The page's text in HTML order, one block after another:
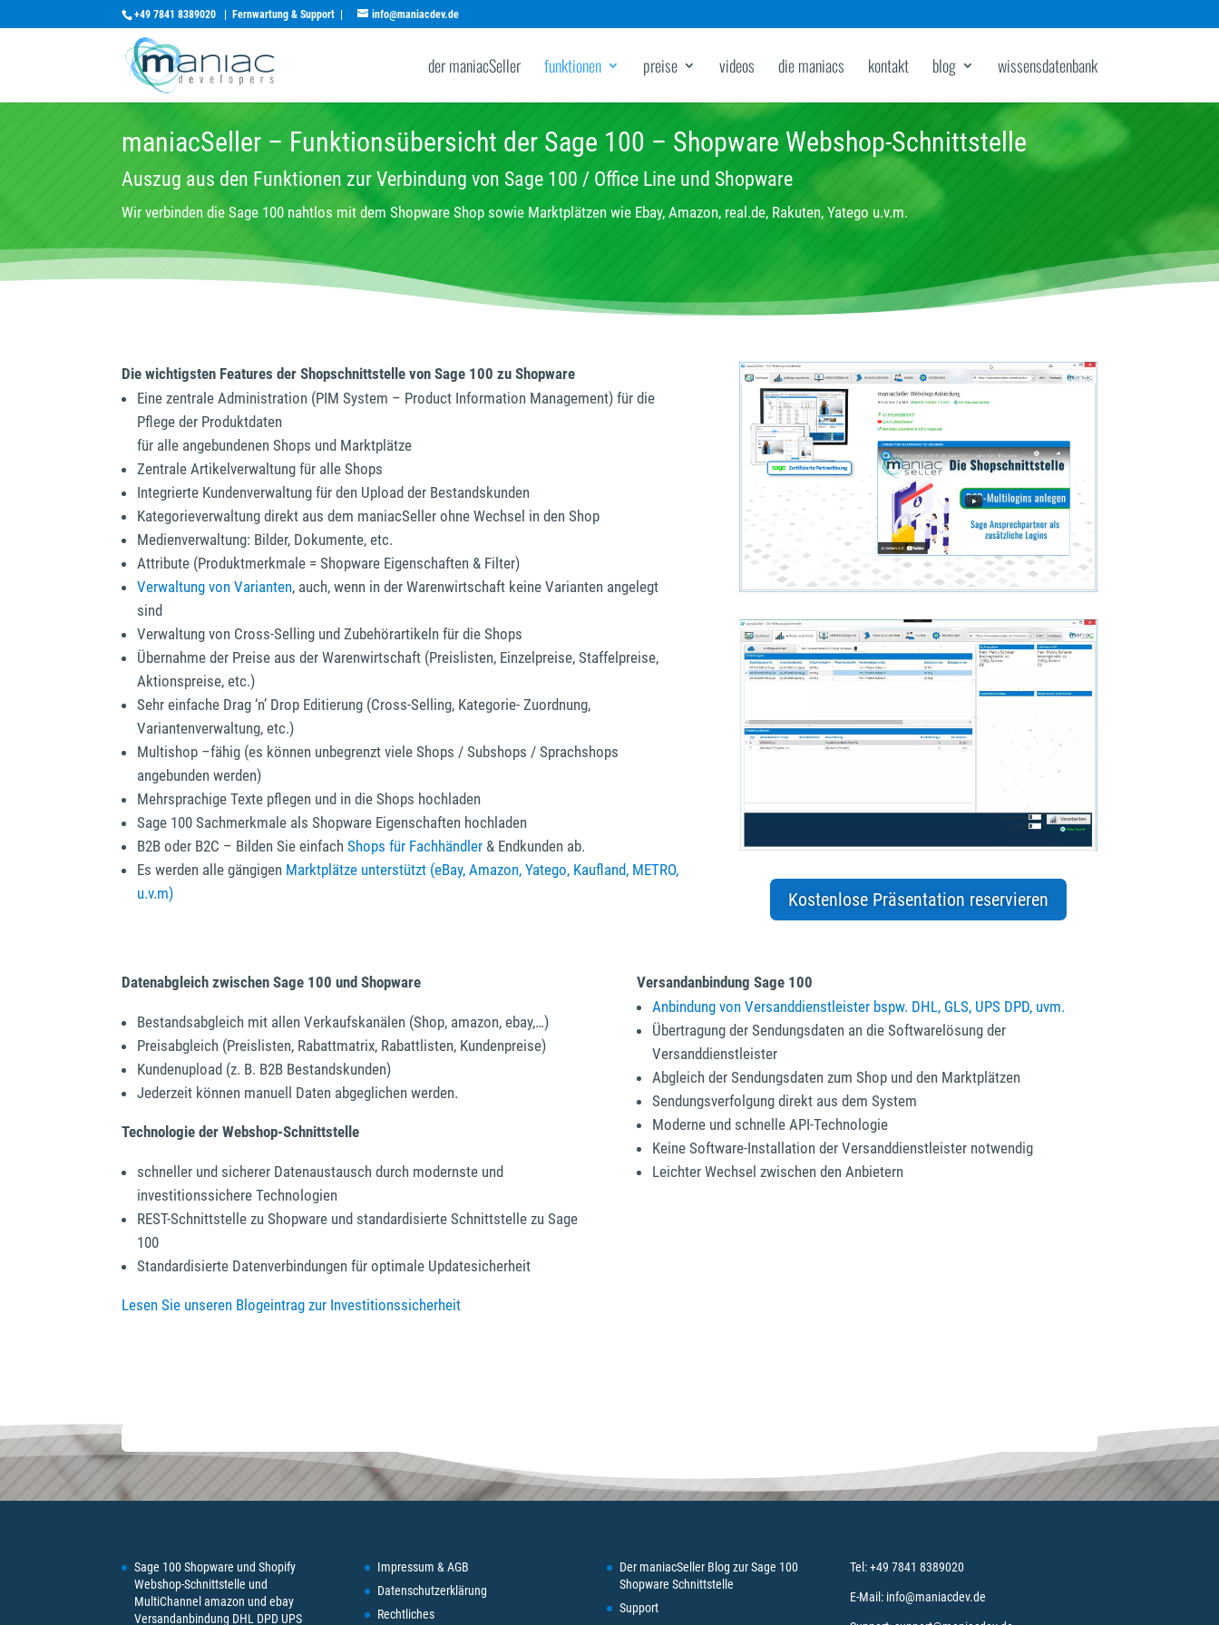
+49 7841 8389020 Fernwartung & Support info@maniacdev.de
der maniacSeller funktionen preise videos die maniacs kontakt blog wissensdatenbank
maniacSeller – Funktionsübersicht der Sage 100 – Shopware Webshop-Schnittstelle
Auszug aus den Funktionen zur Verbindung von Sage 100 / Office Line und Shopware
Wir verbinden die Sage 100 nahtlos mit dem Shopware Shop sowie Marktplätzen wie Ebay, Amazon, real.de, Rakuten, Yatego u.v.m.
Die wichtigsten Features der Shopschnittstelle von Sage 100 zu Shopware
Eine zentrale Administration (PIM System – Product Information Management) für die
Pflege der Produktdaten
für alle angebundenen Shops und Marktplätze
Zentrale Artikelverwaltung für alle Shops
Integrierte Kundenverwaltung für den Upload der Bestandskunden
Kategorieverwaltung direkt aus dem maniacSeller ohne Wechsel in den Shop
Medienverwaltung: Bilder, Dokumente, etc.
Attribute (Produktmerkmale = Shopware Eigenschaften & Filter)
Verwaltung von Varianten, auch, wenn in der Warenwirtschaft keine Varianten angelegt
sind
Verwaltung von Cross-Selling und Zubehörartikeln für die Shops
Übernahme der Preise aus der Warenwirtschaft (Preislisten, Einzelpreise, Staffelpreise,
Aktionspreise, etc.)
Sehr einfache Drag ‘n’ Drop Editierung (Cross-Selling, Kategorie- Zuordnung,
Variantenverwaltung, etc.)
Multishop –fähig (es können unbegrenzt viele Shops / Subshops / Sprachshops
angebunden werden)
Mehrsprachige Texte pflegen und in die Shops hochladen
Sage 100 Sachmerkmale als Shopware Eigenschaften hochladen
B2B oder B2C – Bilden Sie einfachShops für Fachhändler & Endkunden ab.
Es werden alle gängigen Marktplätze unterstützt (eBay, Amazon, Yatego, Kaufland, METRO,
u.v.m)
Kostenlose Präsentation reservieren
Datenabgleich zwischen Sage 100 und Shopware
Bestandsabgleich mit allen Verkaufskanälen (Shop, amazon, ebay,…)
Preisabgleich (Preislisten, Rabattmatrix, Rabattlisten, Kundenpreise)
Kundenupload (z. B. B2B Bestandskunden)
Jederzeit können manuell Daten abgeglichen werden.
Technologie der Webshop-Schnittstelle
schneller und sicherer Datenaustausch durch modernste und
investitionssichere Technologien
REST-Schnittstelle zu Shopware und standardisierte Schnittstelle zu Sage
100
Standardisierte Datenverbindungen für optimale Updatesicherheit
Lesen Sie unseren Blogeintrag zur Investitionssicherheit
Versandanbindung Sage 100
Anbindung von Versanddienstleister bspw. DHL, GLS, UPS DPD, uvm.
Übertragung der Sendungsdaten an die Softwarelösung der
Versanddienstleister
Abgleich der Sendungsdaten zum Shop und den Marktplätzen
Sendungsverfolgung direkt aus dem System
Moderne und schnelle API-Technologie
Keine Software-Installation der Versanddienstleister notwendig
Leichter Wechsel zwischen den Anbietern
Sage 100 Shopware und Shopify
Webshop-Schnittstelle und
MultiChannel amazon und ebay
Versandanbindung DHL DPD UPS
Impressum & AGB
Datenschutzerklärung
Rechtliches
Der maniacSeller Blog zur Sage 100
Shopware Schnittstelle
Support
Tel:+49 7841 8389020
E-Mail: info@maniacdev.de
maniac KI
Wie kann ich heute helfen?